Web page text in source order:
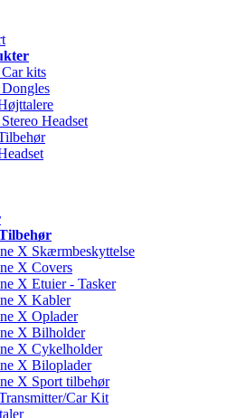
kits
Headset
X Skærmbeskyttelse
X Covers
X Etuier - Tasker
X Kabler
X Oplader
X Bilholder
X Cykelholder
X Biloplader
X Sport tilbehør
Car Kit